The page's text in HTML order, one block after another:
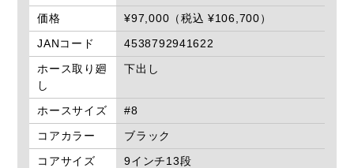
価格
¥97,000（税込 ¥106,700）
JANコード
4538792941622
ホース取り廻
し
下出し
ホースサイズ
#8
コアカラー
ブラック
コアサイズ
9インチ13段